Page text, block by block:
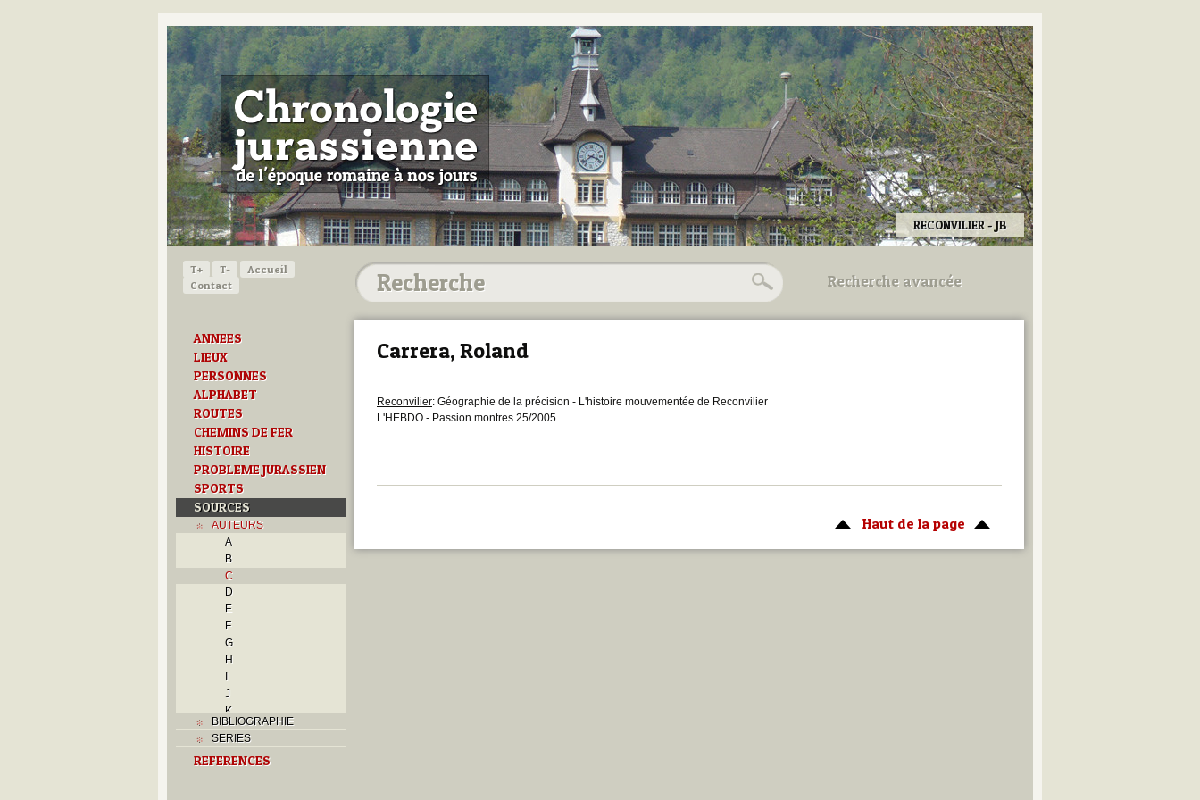
RECONVILIER - JB
T+ T-
Accueil
Contact
ANNEES
LIEUX
PERSONNES
ALPHABET
ROUTES
CHEMINS DE FER
HISTOIRE
PROBLEME JURASSIEN
SPORTS
SOURCES
AUTEURS
A
B
C
D
E
F
G
H
I
J
K
L
M
N
BIBLIOGRAPHIE
SERIES
REFERENCES
Recherche avancée
Utilisez les champs ci-dessous
Carrera, Roland
Reconvilier: Géographie de la précision - L'histoire mouvementée de Reconvilier
L'HEBDO - Passion montres 25/2005
Haut de la page